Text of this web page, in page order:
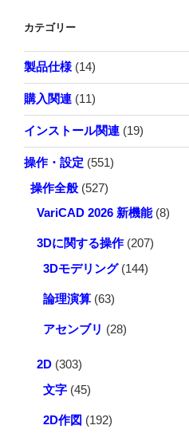
方
法
が
知
り
た
い"
の
リ
ッ
ド
を
STEP
形
式
で
保
送
り
カテゴリー
製品仕様 (14)
購入関連 (11)
インストール関連 (19)
操作・設定 (551)
操作全般 (527)
VariCAD 2026 新機能(8)
3Dに関する操作 (207)
3Dモデリング(144)
論理演算 (63)
アセンブリ (28)
2D (303)
文字 (45)
2D作図 (192)